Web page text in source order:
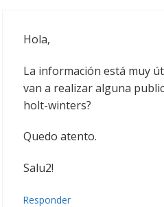
Hola,
La información está muy
van a realizar alguna
holt-winters?
Quedo atento.
Salu2!
Responder